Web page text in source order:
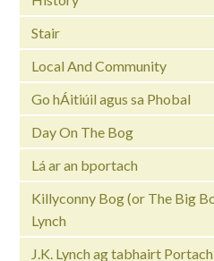
Stair
Local And Community
Go hÁitiúil agus sa Phobal
Day On The Bog
Lá ar an bportach
Killyconny Bog (or The Big
Lynch
J.K. Lynch ag tabhairt